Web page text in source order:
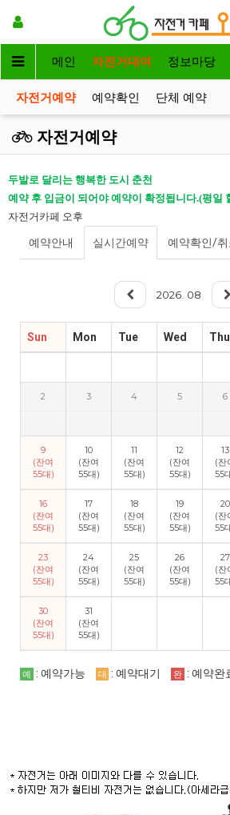
메인 자전거대여 정보마당
자전거예약 예약확인 단체 예약
자전거예약
두발로 달리는 행복한 도시 춘천
예약 후 입금이 되어야 예약이 확정됩니다.(평일
자전거카페 오후
예약안내 실시간예약 예약확인/취
2026 08
Sun Mon Tue Wed Thu
2 3 4 5 6
9
(잔여
55대)
10
(잔여
55대)
11
(잔여
55대)
12
(잔여
55대)
13
(잔
55
16
(잔여
55대)
17
(잔여
55대)
18
(잔여
55대)
19
(잔여
55대)
20
(잔
55
23
(잔여
55대)
24
(잔여
55대)
25
(잔여
55대)
26
(잔여
55대)
27
(잔
55
30
(잔여
55대)
31
(잔여
55대)
예 : 예약가능 대 : 예약대기 완 : 예약완